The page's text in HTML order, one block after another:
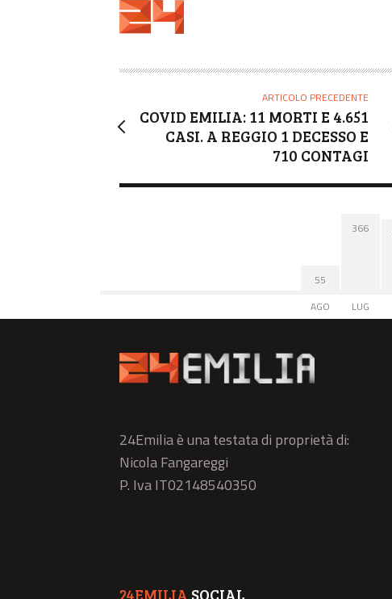
R
ARTICOLO PRECEDENTE
COVID EMILIA: 11 MORTI E 4.651
CASI. A REGGIO 1 DECESSO E
710 CONTAGI
55
AGO
366
LUG
24Emilia è una testata di proprietà di:
Nicola Fangareggi
P. Iva IT02148540350
24EMILIA SOCIAL